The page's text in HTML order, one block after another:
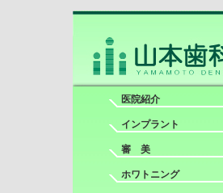
医院紹介
インプラント
審 美
ホワトニング